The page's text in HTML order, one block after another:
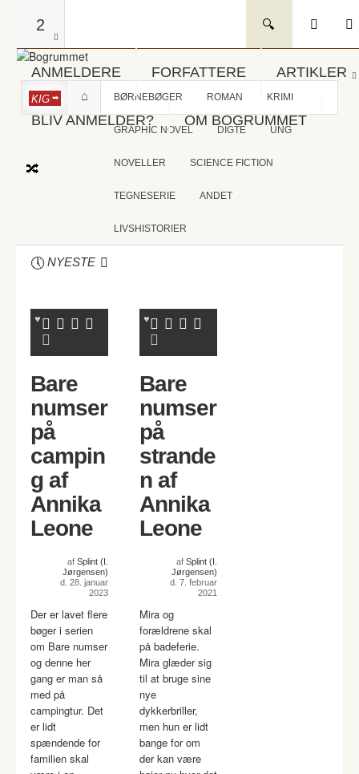
2
ANMELDERE FORFATTERE ARTIKLER
BLIV ANMELDER? OM BOGRUMMET
KIG BØRNEBØGER ROMAN KRIMI
GRAPHIC NOVEL DIGTE UNG
NOVELLER SCIENCE FICTION
TEGNESERIE ANDET
LIVSHISTORIER
NYESTE
Bare
numser
på
campin
g af
Annika
Leone
af Splint (I.
Jørgensen)
d. 28. januar
2023
Der er lavet flere
bøger i serien
om Bare numser
og denne her
gang er man så
med på
campingtur. Det
er lidt
spændende for
familien skal
Bare
numser
på
strande
n af
Annika
Leone
af Splint (I.
Jørgensen)
d. 7. februar
2021
Mira og
forældrene skal
på badeferie.
Mira glæder sig
til at bruge sine
nye
dykkerbriller,
men hun er lidt
bange for om
der kan være